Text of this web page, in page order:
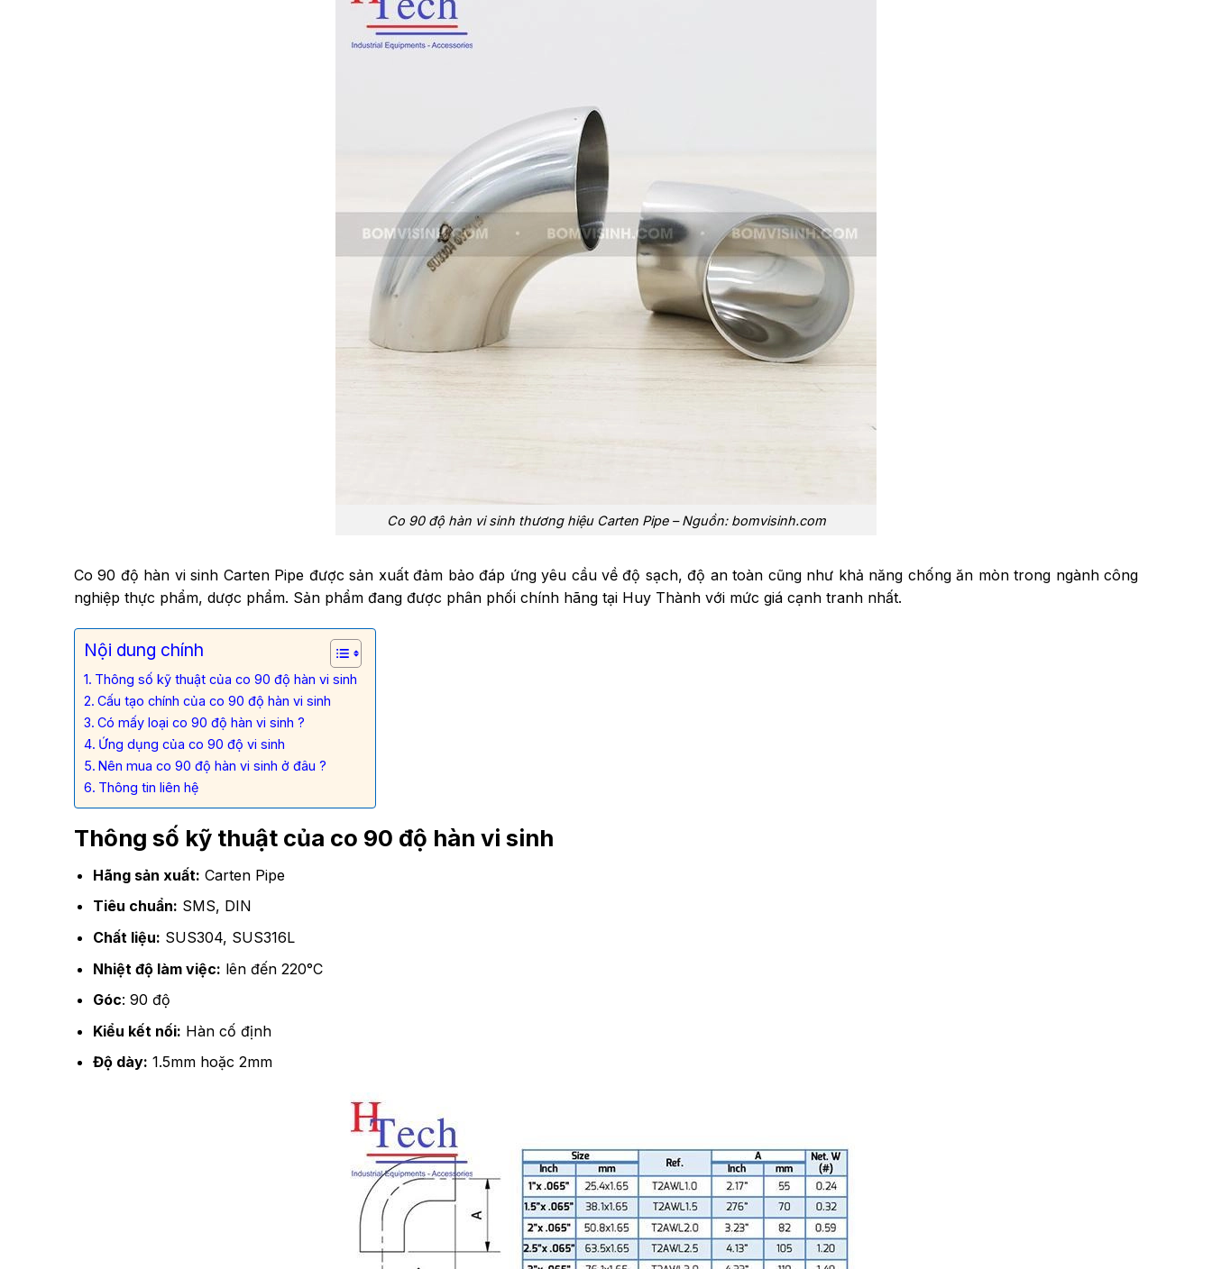
Co 90 độ hàn vi sinh thương hiệu Carten Pipe – Nguồn: bomvisinh.com
Co 90 độ hàn vi sinh Carten Pipe được sản xuất đảm bảo đáp ứng yêu cầu về độ sạch, độ an toàn cũng như khả năng chống ăn mòn trong ngành công
nghiệp thực phẩm, dược phẩm. Sản phẩm đang được phân phối chính hãng tại Huy Thành với mức giá cạnh tranh nhất.
Nội dung chính
Thông số kỹ thuật của co 90 độ hàn vi sinh
Cấu tạo chính của co 90 độ hàn vi sinh
Có mấy loại co 90 độ hàn vi sinh ?
Ứng dụng của co 90 độ vi sinh
Nên mua co 90 độ hàn vi sinh ở đâu ?
Thông tin liên hệ
Thông số kỹ thuật của co 90 độ hàn vi sinh
Hãng sản xuất: Carten Pipe
Tiêu chuẩn: SMS, DIN
Chất liệu: SUS304, SUS316L
Nhiệt độ làm việc: lên đến 220°C
Góc: 90 độ
Kiểu kết nối: Hàn cố định
Độ dày: 1.5mm hoặc 2mm